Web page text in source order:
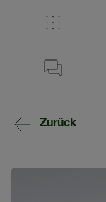
Zurück